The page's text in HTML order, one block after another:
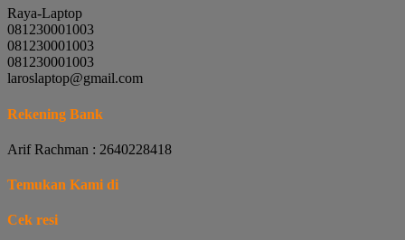
Raya-Laptop
081230001003
081230001003
081230001003
laroslaptop@gmail.com
Rekening Bank
Arif Rachman : 2640228418
Temukan Kami di
Cek resi